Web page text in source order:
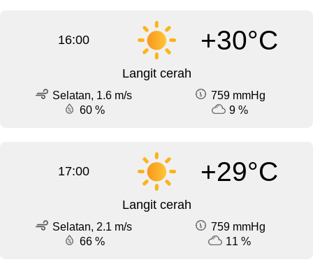
16:00 +30°C
Langit cerah
Selatan, 1.6 m/s
759 mmHg
60 %
9 %
17:00 +29°C
Langit cerah
Selatan, 2.1 m/s
759 mmHg
66 %
11 %